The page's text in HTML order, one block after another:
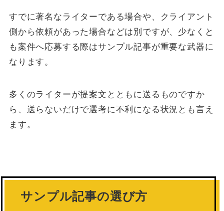
すでに著名なライターである場合や、クライアント
側から依頼があった場合などは別ですが、少なくと
も案件へ応募する際はサンプル記事が重要な武器に
なります。
多くのライターが提案文とともに送るものですか
ら、送らないだけで選考に不利になる状況とも言え
ます。
サンプル記事の選び方